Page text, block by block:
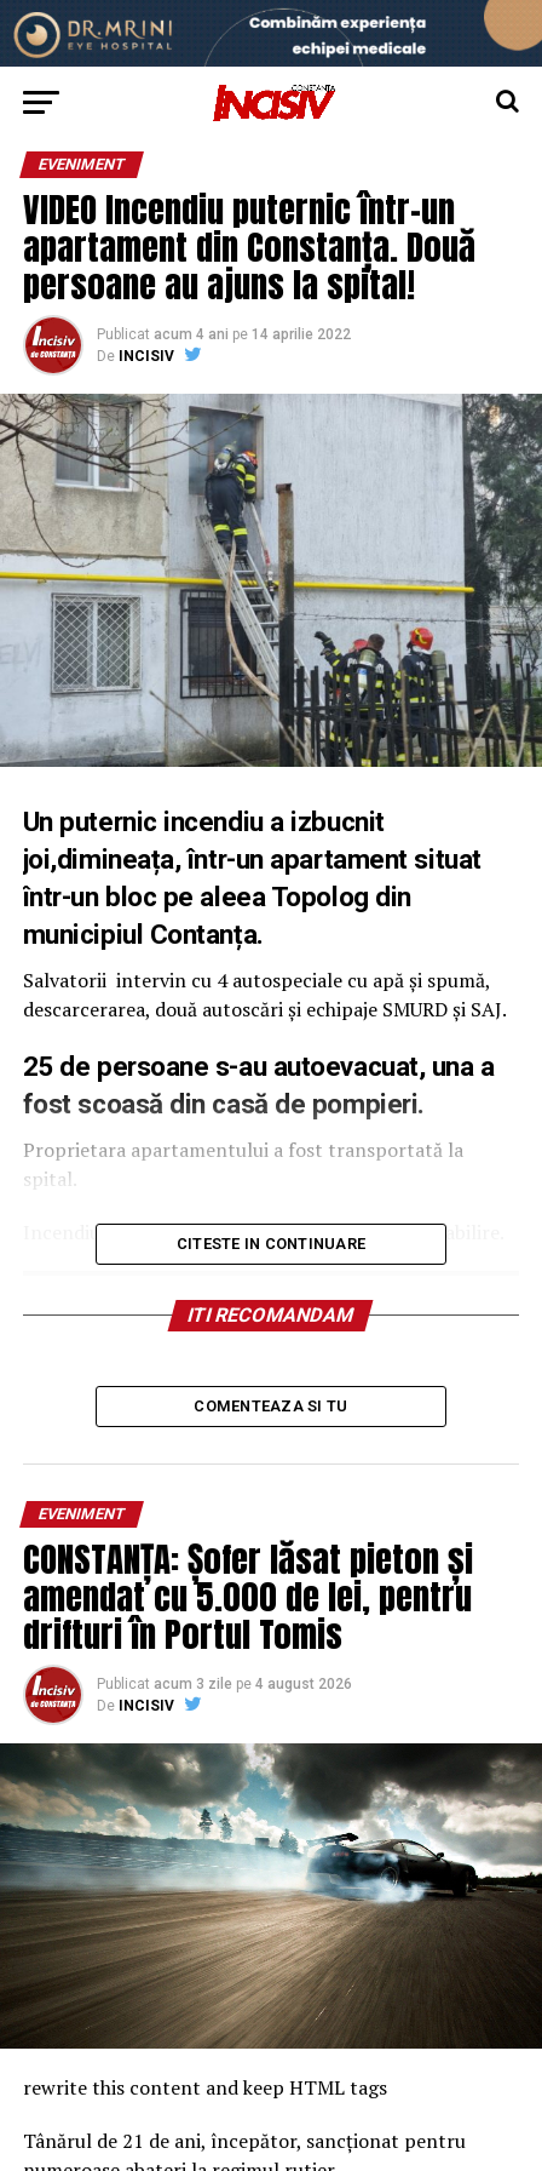
EVENIMENT
VIDEO Incendiu puternic într-un
apartament din Constanța. Două
persoane au ajuns la spital!
Publicat acum 4 ani pe 14 aprilie 2022
De
INCISIV
Un puternic incendiu a izbucnit
joi,dimineața, într-un apartament situat
într-un bloc pe aleea Topolog din
municipiul Contanța.
Salvatorii intervin cu 4 autospeciale cu apă și spumă,
descarcerarea, două autoscări și echipaje SMURD și SAJ.
25 de persoane s-au autoevacuat, una a
fost scoasă din casă de pompieri.
Proprietara apartamentului a fost transportată la
spital.
Incendiul a fost lichidat. Cauza este în curs de stabilire.
CITESTE IN CONTINUARE
ITI RECOMANDAM
COMENTEAZA SI TU
EVENIMENT
CONSTANȚA: Șofer lăsat pieton și
amendat cu 5.000 de lei, pentru
drifturi în Portul Tomis
Publicat acum 3 zile pe 4 august 2026
De
INCISIV
rewrite this content and keep HTML tags
Tânărul de 21 de ani, începător, sancționat pentru